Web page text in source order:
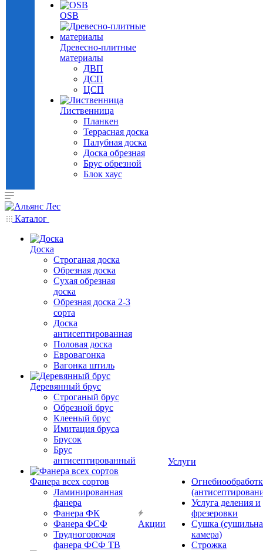
OSB
Древесно-плитные
материалы
ДВП
ДСП
ЦСП
Лиственница
Планкен
Террасная доска
Палубная доска
Доска обрезная
Брус обрезной
Блок хаус
Каталог
Доска
Строганая доска
Обрезная доска
Сухая обрезная
доска
Обрезная доска 2-3
сорта
Доска
антисептированная
Половая доска
Евровагонка
Вагонка штиль
Деревянный брус
Строганый брус
Обрезной брус
Клееный брус
Имитация бруса
Брусок
Брус
антисептированный
Фанера всех сортов
Ламинированная
фанера
Фанера ФК
Фанера ФСФ
Трудногорючая
фанера ФСФ ТВ
Акции
Услуги
Услуга деления и
фрезеровки
Сушка
камера)
Строжка